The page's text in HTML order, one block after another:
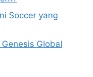
Soccer yang
Global